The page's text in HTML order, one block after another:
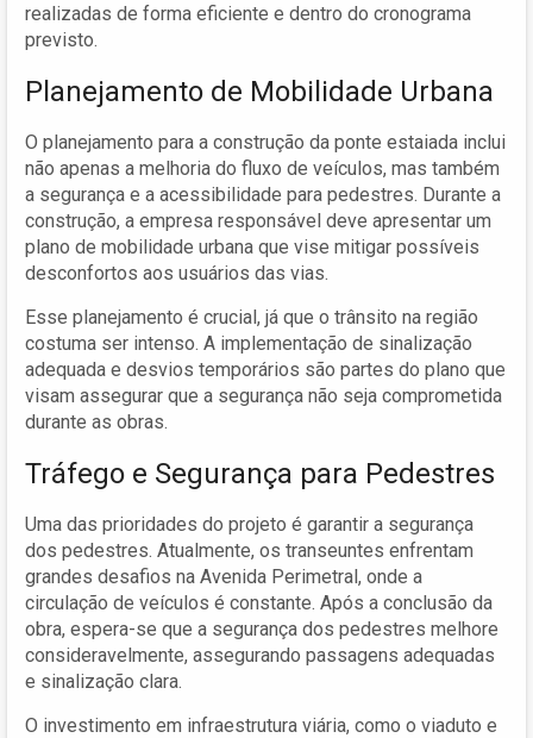
realizadas de forma eficiente e dentro do cronograma
previsto.
Planejamento de Mobilidade Urbana
O planejamento para a construção da ponte estaiada inclui
não apenas a melhoria do fluxo de veículos, mas também
a segurança e a acessibilidade para pedestres. Durante a
construção, a empresa responsável deve apresentar um
plano de mobilidade urbana que vise mitigar possíveis
desconfortos aos usuários das vias.
Esse planejamento é crucial, já que o trânsito na região
costuma ser intenso. A implementação de sinalização
adequada e desvios temporários são partes do plano que
visam assegurar que a segurança não seja comprometida
durante as obras.
Tráfego e Segurança para Pedestres
Uma das prioridades do projeto é garantir a segurança
dos pedestres. Atualmente, os transeuntes enfrentam
grandes desafios na Avenida Perimetral, onde a
circulação de veículos é constante. Após a conclusão da
obra, espera-se que a segurança dos pedestres melhore
consideravelmente, assegurando passagens adequadas
e sinalização clara.
O investimento em infraestrutura viária, como o viaduto e